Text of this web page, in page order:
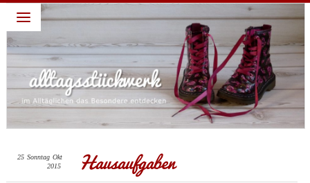
alltagsstückwerk
~ Leben lieben – Familie feiern: darum geht es in diesem
Blog: ein Jahr habe ich täglich eine Sache gepostet für die
ich Gott dankbar bin. Diese abendliche Gewohnheit verhalf
mir zu einem dankbaren Blick und deshalb schreibe ich
weiter. Dies ist nur ein Blick, ein kleiner Teil, ein kurzer
Moment meines Alltages, die schönen Momente festhalten,
die dankbaren Momente feiern…
Hausaufgaben
25 Sonntag Okt
2015